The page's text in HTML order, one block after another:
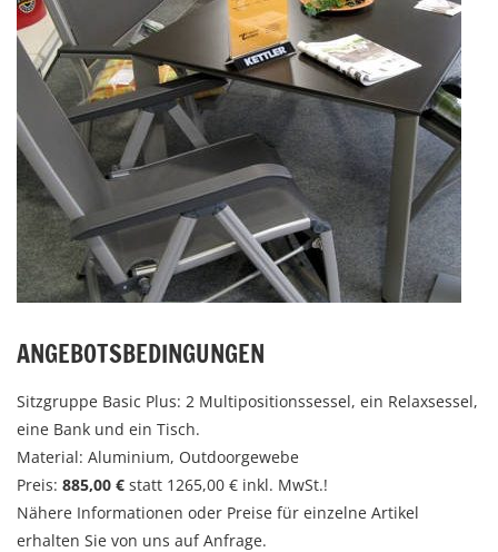
ANGEBOTSBEDINGUNGEN
Sitzgruppe Basic Plus: 2 Multipositionssessel, ein Relaxsessel,
eine Bank und ein Tisch.
Material: Aluminium, Outdoorgewebe
Preis: 885,00 € statt 1265,00 € inkl. MwSt.!
Nähere Informationen oder Preise für einzelne Artikel
erhalten Sie von uns auf Anfrage.